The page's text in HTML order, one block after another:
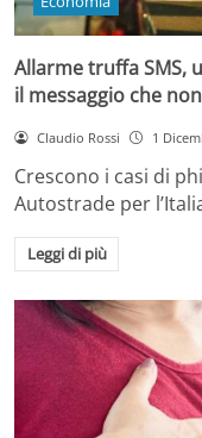
Allarme truffa SMS,
il messaggio che
Claudio Rossi 1
Crescono i casi di
Autostrade per
Leggi di più